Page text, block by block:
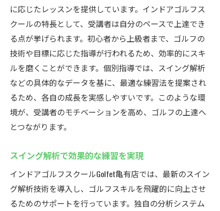
に応じたレッスンを提供しています。インドアゴルフス
クールの特長として、受講者は自分のペースで上達でき
る点が挙げられます。初心者から上級者まで、ゴルフの
技術や目標に応じた指導が行われるため、効率的にスキ
ルを磨くことができます。個別指導では、スイング解析
などの具体的なデータを基に、最適な練習法を提案され
るため、各自の成長を実感しやすいです。このような環
境が、受講者のモチベーションを高め、ゴルフの上達へ
とつながります。
スイング解析で効果的な練習を実現
インドアゴルフスクールGolfet亀有店では、最新のスイン
グ解析技術を導入し、ゴルフスキルを飛躍的に向上させ
るためのサポートを行っています。独自の分析システム